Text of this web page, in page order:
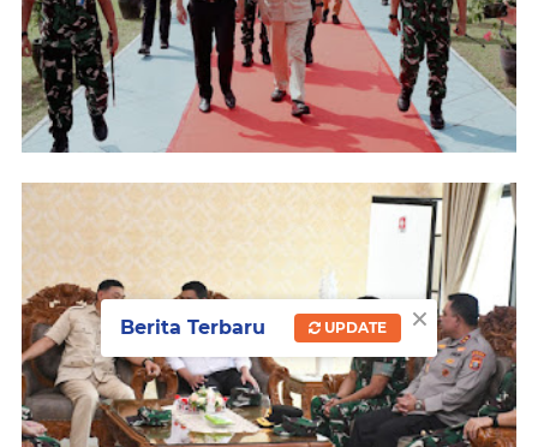
×
Berita Terbaru UPDATE